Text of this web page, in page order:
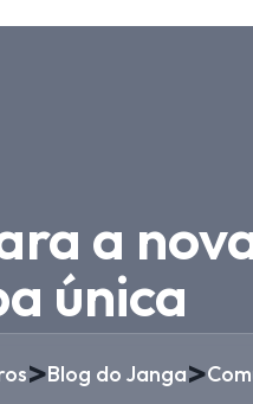
a
única
>Blog do Janga>